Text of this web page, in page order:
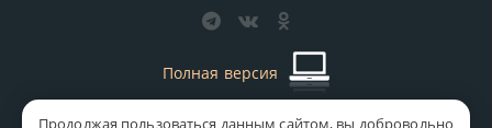
Продолжая пользоваться данным сайтом, вы добровольно
Полная версия
старая версия сайтаMICS